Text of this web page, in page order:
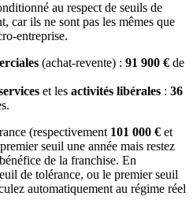
au respect de seuils de
car ils ne sont pas les mêmes que
entreprise.
(achat-revente) : 91 900 € de
et les activités libérales : 36
(respectivement 101 000 € et
seuil une année mais restez
de la franchise. En
de tolérance, ou le premier seuil
automatiquement au régime réel